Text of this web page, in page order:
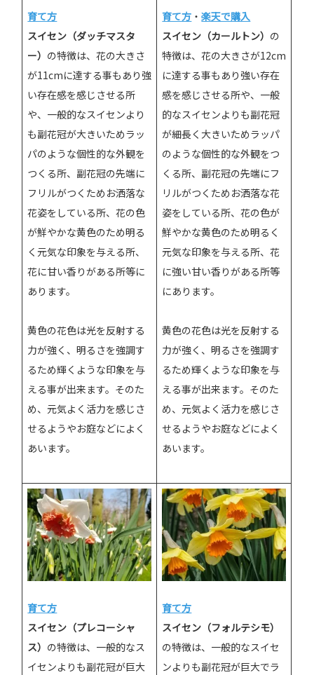
育て方
スイセン（ダッチマスタ
ー） の特徴は、花の大きさ
が11cmに達する事もあり強
い存在感を感じさせる所
や、一般的なスイセンより
も副花冠が大きいためラッ
パのような個性的な外観を
つくる所、副花冠の先端に
フリルがつくためお洒落な
花姿をしている所、花の色
が鮮やかな黄色のため明る
く元気な印象を与える所、
花に甘い香りがある所等に
あります。
黄色の花色は光を反射する
力が強く、明るさを強調す
るため輝くような印象を与
える事が出来ます。そのた
め、元気よく活力を感じさ
せるようやお庭などによく
あいます。
育て方 ・楽天で購入
スイセン（カールトン） の
特徴は、花の大きさが12cm
に達する事もあり強い存在
感を感じさせる所や、一般
的なスイセンよりも副花冠
が細長く大きいためラッパ
のような個性的な外観をつ
くる所、副花冠の先端にフ
リルがつくためお洒落な花
姿をしている所、花の色が
鮮やかな黄色のため明るく
元気な印象を与える所、花
に強い甘い香りがある所等
にあります。
黄色の花色は光を反射する
力が強く、明るさを強調す
るため輝くような印象を与
える事が出来ます。そのた
め、元気よく活力を感じさ
せるようやお庭などによく
あいます。
育て方
スイセン（プレコーシャ
ス） の特徴は、一般的なス
イセンよりも副花冠が巨大
育て方
スイセン（フォルテシモ）
の特徴は、一般的なスイセ
ンよりも副花冠が巨大でラ